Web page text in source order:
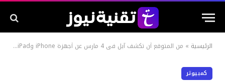
الرئيسية » من المتوقع أن تكشف آبل في 4 مارس عن أجهزة iPhone وiPad وMacBook جديدة.
كمبيوتر